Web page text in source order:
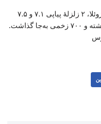
طبق اعلام رئیس‌جمهور موقت ونزوئلا، ۲ زلزلهٔ پیاپی ۷.۱ و ۷.۵
ریشتری در این کشور، دست‌کم ۳۲ کشته و ۷۰۰ زخمی به‌جا گذاشت.